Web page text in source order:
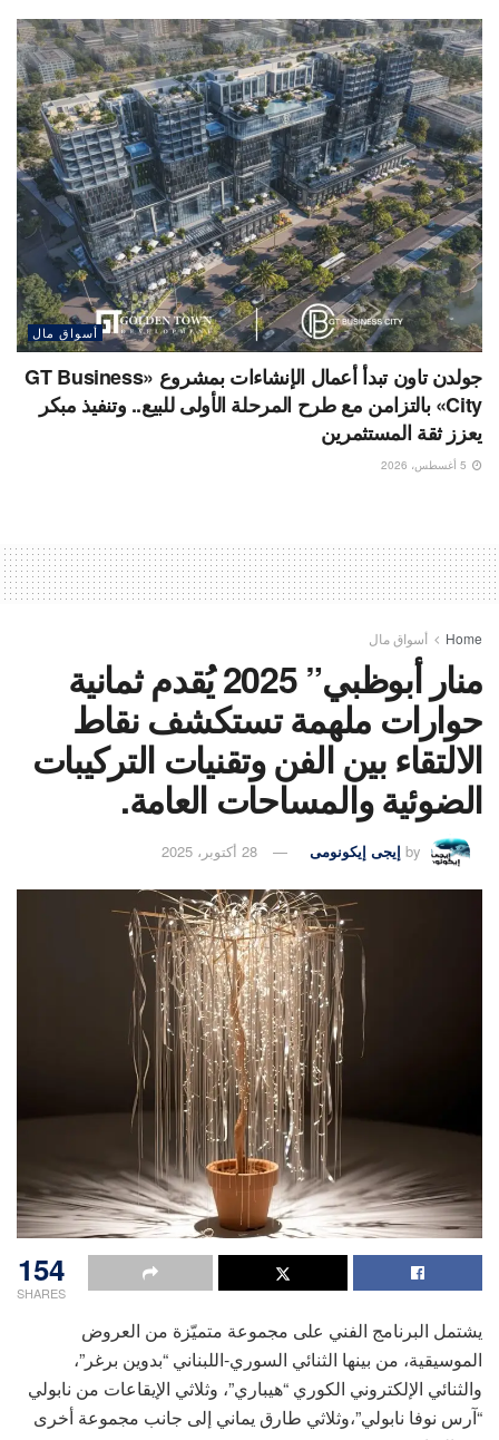
أسواق مال
جولدن تاون تبدأ أعمال الإنشاءات بمشروع «GT Business
City» بالتزامن مع طرح المرحلة الأولى للبيع.. وتنفيذ مبكر
يعزز ثقة المستثمرين
Home أسواق مال
منار أبوظبي” 2025 يُقدم ثمانية
حوارات ملهمة تستكشف نقاط
الالتقاء بين الفن وتقنيات التركيبات
الضوئية والمساحات العامة.
by إيجى إيكونومى 28 أكتوبر، 2025
154
SHARES
يشتمل البرنامج الفني على مجموعة متميّزة من العروض
الموسيقية، من بينها الثنائي السوري-اللبناني “بدوين برغر”،
والثنائي الإلكتروني الكوري “هيباري”، وثلاثي الإيقاعات من نابولي
“آرس نوفا نابولي”،وثلاثي طارق يماني إلى جانب مجموعة أخرى